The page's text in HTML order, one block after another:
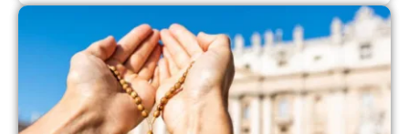
configuração conhecida como “poliamor”. Ele e a
empresária Laís Rocha, de 27, dividem o
casamento com Ana Carolina, de 20; Natália […]